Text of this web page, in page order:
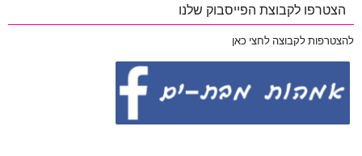
הצטרפו לקבוצת הפייסבוק שלנו
להצטרפות לקבוצה לחצי כאן